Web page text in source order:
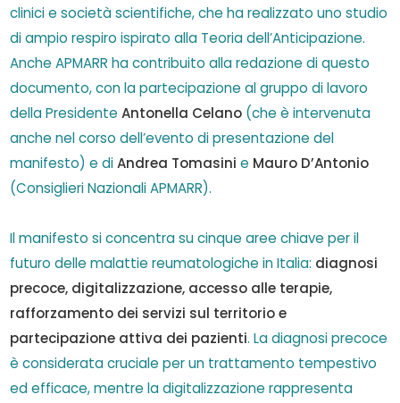
clinici e società scientifiche, che ha realizzato uno studio
di ampio respiro ispirato alla Teoria dell’Anticipazione.
Anche APMARR ha contribuito alla redazione di questo
documento, con la partecipazione al gruppo di lavoro
della Presidente Antonella Celano (che è intervenuta
anche nel corso dell’evento di presentazione del
manifesto) e diAndrea Tomasini e Mauro D’Antonio
(Consiglieri Nazionali APMARR).
Il manifesto si concentra su cinque aree chiave per il
futuro delle malattie reumatologiche in Italia: diagnosi
precoce, digitalizzazione, accesso alle terapie,
rafforzamento dei servizi sul territorio e
partecipazione attiva dei pazienti. La diagnosi precoce
è considerata cruciale per un trattamento tempestivo
ed efficace, mentre la digitalizzazione rappresenta